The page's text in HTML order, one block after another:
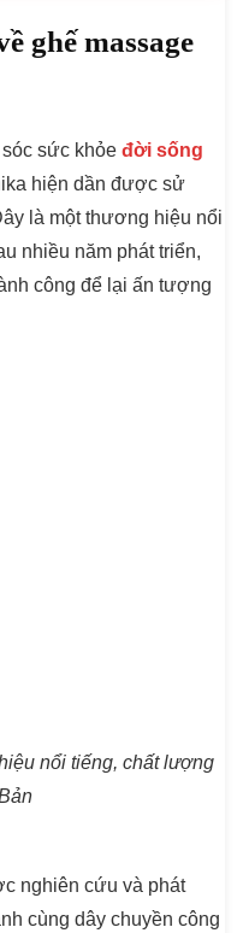
ghế massage
sức khỏe đời sống
hiện dần được sử
là một thương hiệu nổi
nhiều năm phát triển,
công để lại ấn tượng
nổi tiếng, chất lượng
nghiên cứu và phát
cùng dây chuyền công